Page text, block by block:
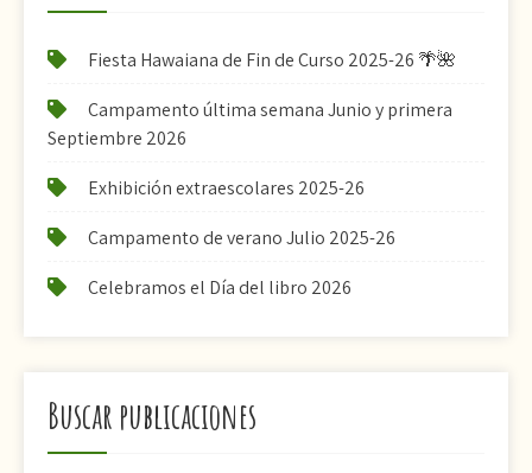
Fiesta Hawaiana de Fin de Curso 2025-26 🌴🌺
Campamento última semana Junio y primera
Septiembre 2026
Exhibición extraescolares 2025-26
Campamento de verano Julio 2025-26
Celebramos el Día del libro 2026
Buscar publicaciones